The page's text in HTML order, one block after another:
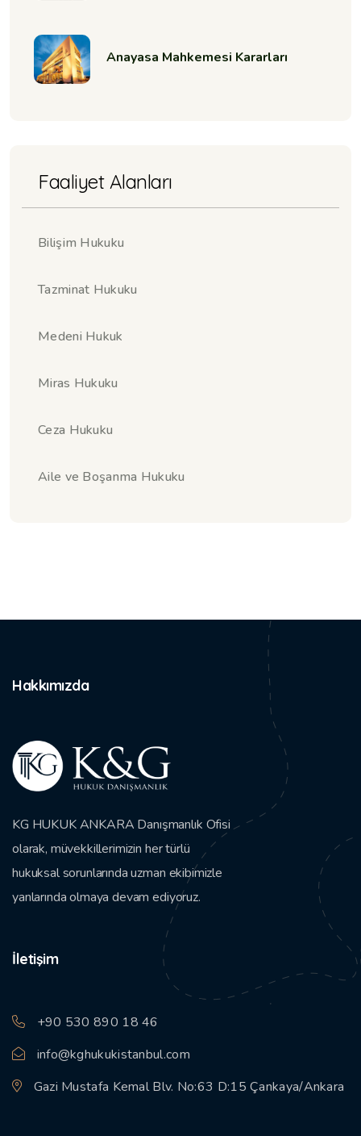
Anayasa Mahkemesi Kararları
Faaliyet Alanları
Bilişim Hukuku
Tazminat Hukuku
Medeni Hukuk
Miras Hukuku
Ceza Hukuku
Aile ve Boşanma Hukuku
Hakkımızda
KG HUKUK ANKARA Danışmanlık Ofisi
olarak, müvekkillerimizin her türlü
hukuksal sorunlarında uzman ekibimizle
yanlarında olmaya devam ediyoruz.
İletişim
+90 530 890 18 46
info@kghukukistanbul.com
Gazi Mustafa Kemal Blv. No:63 D:15 Çankaya/Ankara